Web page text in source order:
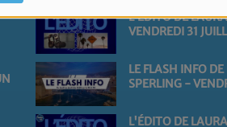
L'ÉDITO DE
VENDREDI 31
LE FLASH INFO
SPERLING -
L'ÉDITO DE